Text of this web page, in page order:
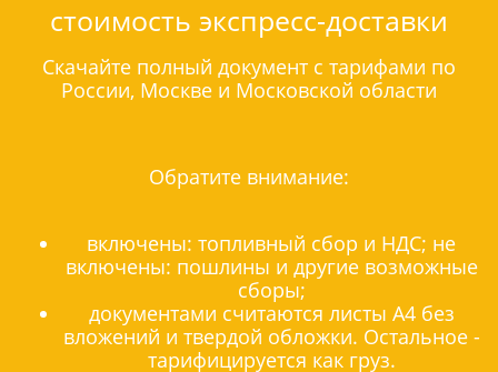
стоимость экспресс-доставки
Скачайте полный документ с тарифами по
России, Москве и Московской области
Обратите внимание:
включены: топливный сбор и НДС; не
включены: пошлины и другие возможные
сборы;
документами считаются листы А4 без
вложений и твердой обложки. Остальное -
тарифицируется как груз.